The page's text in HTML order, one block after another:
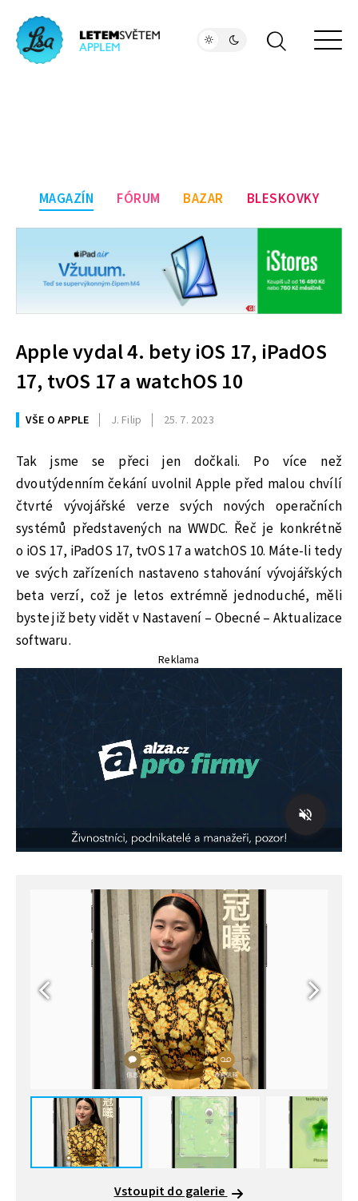
MAGAZÍN FÓRUM BAZAR BLESKOVKY
Apple vydal 4. bety iOS 17, iPadOS
17, tvOS 17 a watchOS 10
VŠE O APPLE J. Filip 25. 7. 2023
Tak jsme se přeci jen dočkali. Po více než
dvoutýdenním čekání uvolnil Apple před malou chvílí
čtvrté vývojářské verze svých nových operačních
systémů představených na WWDC. Řeč je konkrétně
o iOS 17, iPadOS 17, tvOS 17 a watchOS 10. Máte-li tedy
ve svých zařízeních nastaveno stahování vývojářských
beta verzí, což je letos extrémně jednoduché, měli
byste již bety vidět v Nastavení – Obecné – Aktualizace
softwaru.
Reklama
Vstoupit do galerie